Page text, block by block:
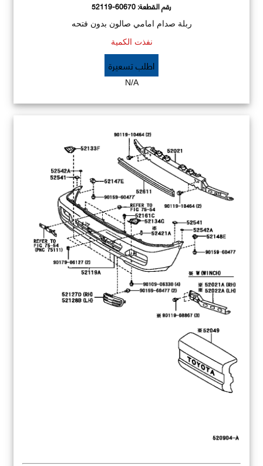
رقم القطعة:52119-60670
ربلة صدام امامي صالون بدون فتحه
نفذت الكمية
اطلب تسعيرة
N/A